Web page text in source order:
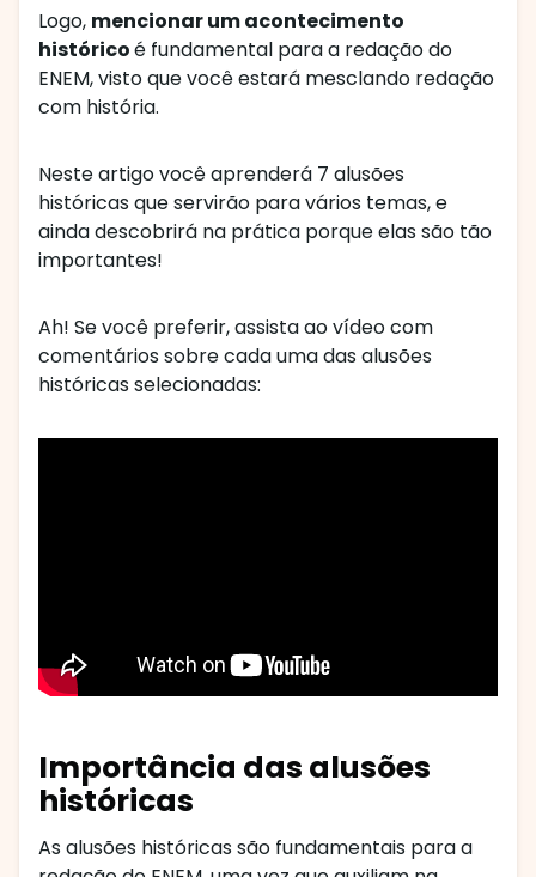
Logo, mencionar um acontecimento
históricoé fundamental para a redação do
ENEM, visto que você estará mesclando redação
com história.
Neste artigo você aprenderá 7 alusões
históricas que servirão para vários temas, e
ainda descobrirá na prática porque elas são tão
importantes!
Ah! Se você preferir, assista ao vídeo com
comentários sobre cada uma das alusões
históricas selecionadas:
Importância das alusões
históricas
As alusões históricas são fundamentais para a